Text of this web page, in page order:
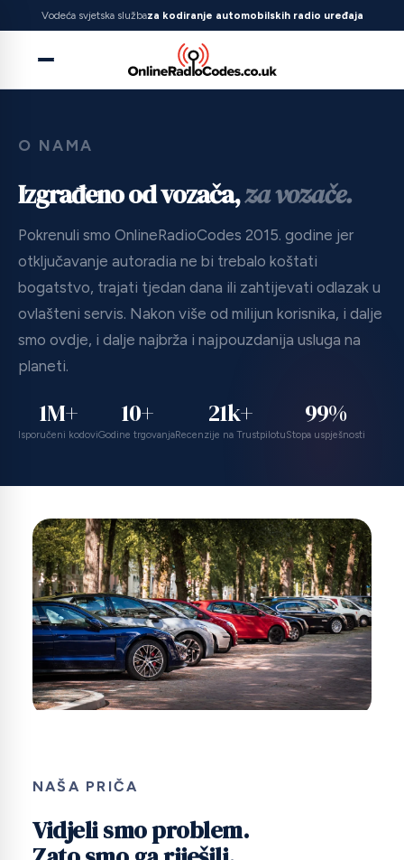
Vodeća svjetska službaza kodiranje automobilskih radio uređaja
O NAMA
Izgrađeno od vozača,za vozače.
Pokrenuli smo OnlineRadioCodes 2015. godine jer
otključavanje autoradia ne bi trebalo koštati
bogatstvo, trajati tjedan dana ili zahtijevati odlazak u
ovlašteni servis. Nakon više od milijun korisnika, i dalje
smo ovdje, i dalje najbrža i najpouzdanija usluga na
planeti.
1M+
Isporučeni kodovi
10+
Godine trgovanja
21k+
Recenzije na Trustpilotu
99%
Stopa uspješnosti
NAŠA PRIČA
Vidjeli smo problem.